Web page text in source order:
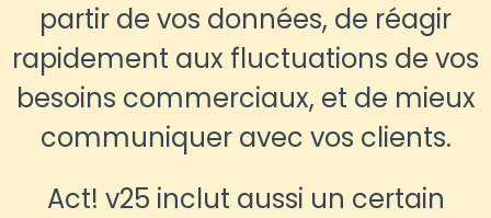
partir de vos données, de réagir
rapidement aux fluctuations de vos
besoins commerciaux, et de mieux
communiquer avec vos clients.
Act! v25 inclut aussi un certain